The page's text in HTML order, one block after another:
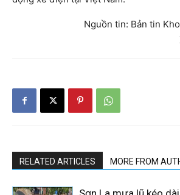
Nguồn tin: Bản tin
RELATED ARTICLES MORE FROM